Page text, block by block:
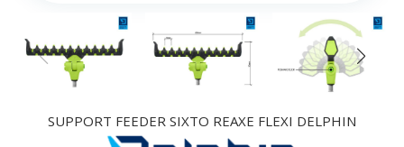
SUPPORT FEEDER SIXTO REAXE FLEXI DELPHIN